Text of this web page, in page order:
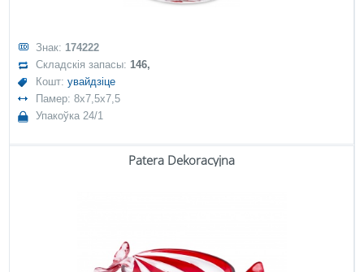
Знак: 174222
Складскія запасы:146,
Кошт:увайдзіце
Памер: 8x7,5x7,5
Упакоўка 24/1
Patera Dekoracyjna